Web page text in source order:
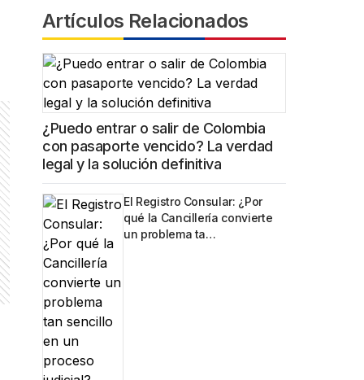
Artículos Relacionados
¿Puedo entrar o salir de Colombia
con pasaporte vencido? La verdad
legal y la solución definitiva
El Registro Consular: ¿Por
qué la Cancillería convierte
un problema ta…